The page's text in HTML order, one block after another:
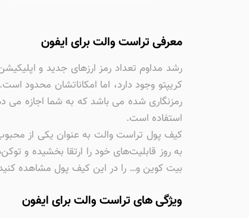
معرفی تراست والت برای ایفون
رشد مداوم تعداد رمز ارزهای جدید و
کریپتو وجود دارد، اما امکاناتشان محدود
استفاده است.
کیف پول تراست والت به عنوان یکی از
به روز قابلیت‌های خود را ارتقا بخشیده و
بیت کوین و… را در این کیف پول مشاهده
ویژگی های تراست والت برای ایفون